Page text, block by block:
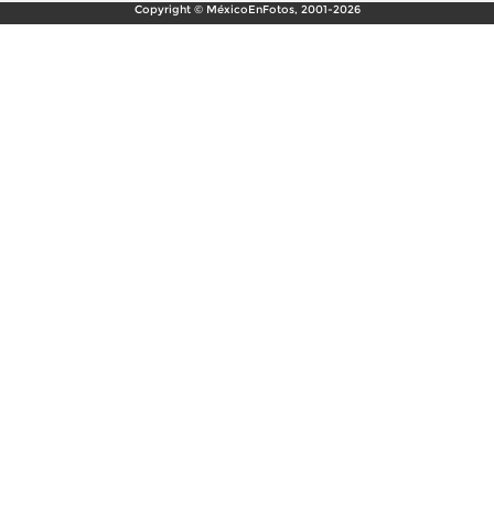
Copyright © MéxicoEnFotos, 2001-2026